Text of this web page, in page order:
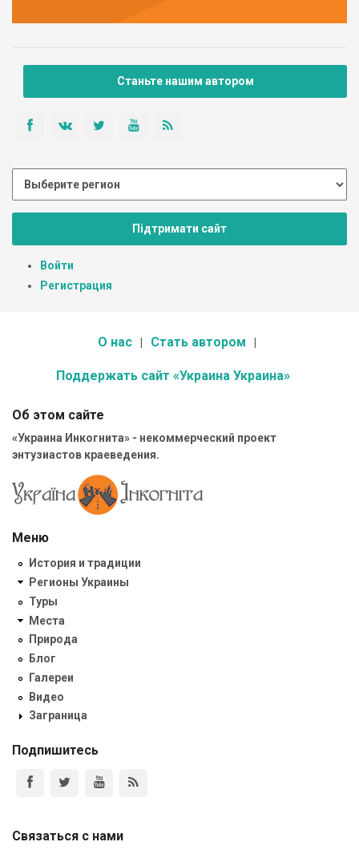
Станьте нашим автором
Підтримати сайт
Войти
Регистрация
О нас Стать автором
Поддержать сайт «Украина Украина»
Об этом сайте
«Украина Инкогнита» - некоммерческий проект
энтузиастов краеведения.
Меню
История и традиции
Регионы Украины
Туры
Места
Природа
Блог
Галереи
Видео
Заграница
Подпишитесь
Связаться с нами